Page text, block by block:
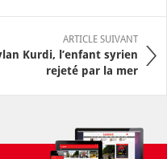
ARTICLE SUIVANT
Kurdi, l’enfant syrien
rejeté par la mer